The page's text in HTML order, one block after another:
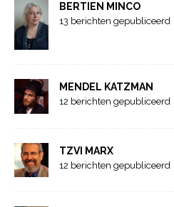
BERTIEN MINCO
13 berichten gepubliceerd
MENDEL KATZMAN
12 berichten gepubliceerd
TZVI MARX
12 berichten gepubliceerd